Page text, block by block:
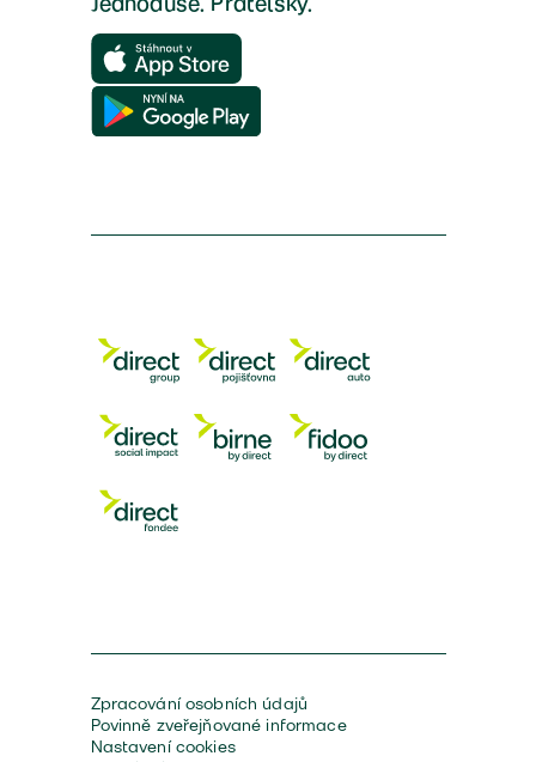
Zpracování osobních údajů
Povinně zveřejňované informace
Nastavení cookies